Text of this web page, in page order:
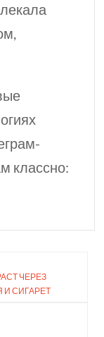
классно:
ЧЕРЕЗ
И СИГАРЕТ